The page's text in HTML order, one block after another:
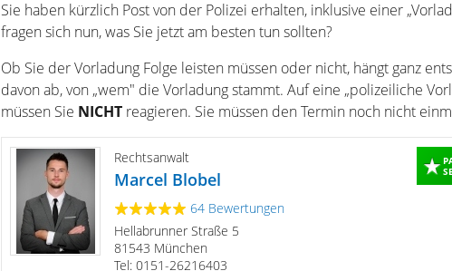
Sie haben kürzlich Post von der Polizei erhalten, inklusive einer
fragen sich nun, was Sie jetzt am besten tun sollten?
Ob Sie der Vorladung Folge leisten müssen oder nicht, hängt ganz
davon ab, von „wem" die Vorladung stammt. Auf eine „polizeiliche
müssen Sie NICHT reagieren. Sie müssen den Termin noch nicht
Rechtsanwalt
Marcel Blobel
64 Bewertungen
Hellabrunner Straße 5
81543 München
Tel: 0151-26216403